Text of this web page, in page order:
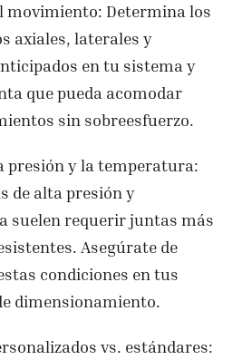
movimiento: Determina los
axiales, laterales y
en tu sistema y
que pueda acomodar
sin sobreesfuerzo.
presión y la temperatura:
de alta presión y
suelen requerir juntas más
Asegúrate de
condiciones en tus
dimensionamiento.
vs. estándares: